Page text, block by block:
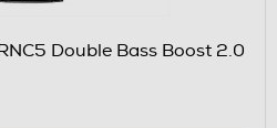
Double Bass Boost 2.0